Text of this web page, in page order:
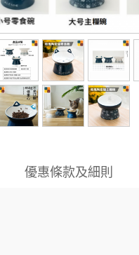
優惠條款及細則